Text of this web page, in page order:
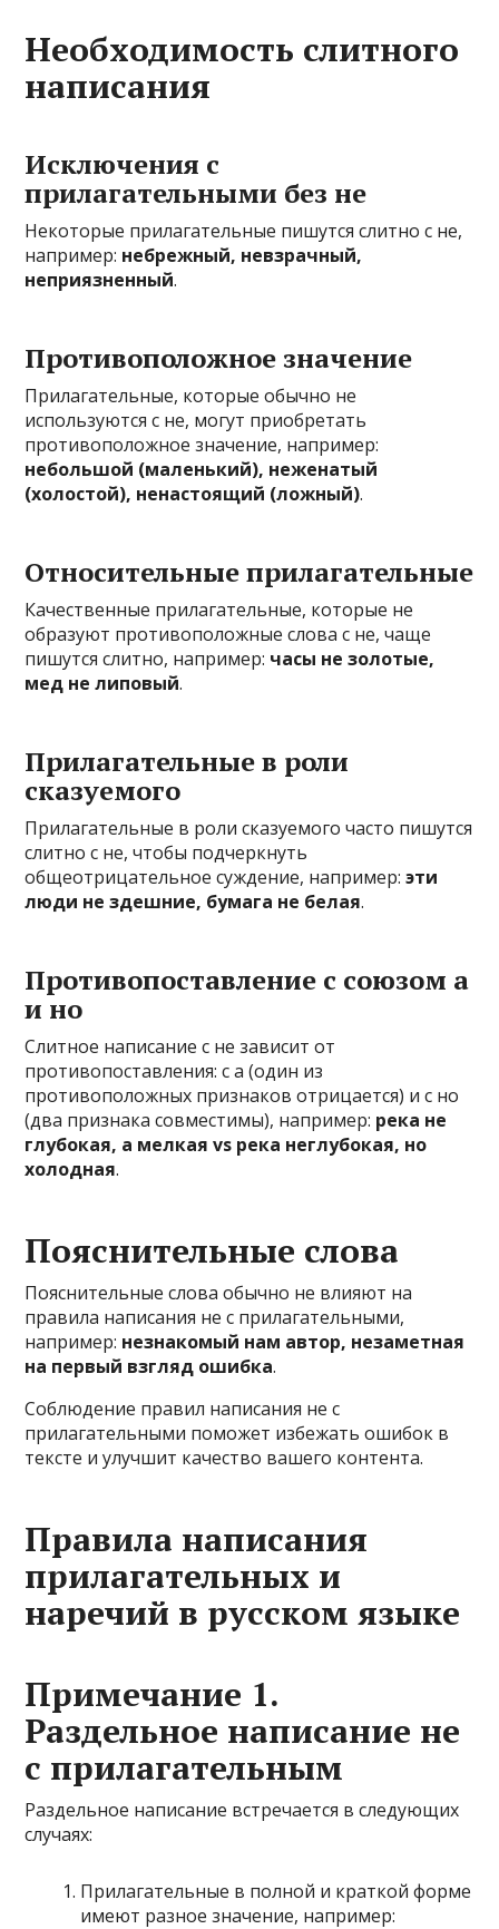
Необходимость слитного
написания
Исключения с
прилагательными без не
Некоторые прилагательные пишутся слитно с не,
например: небрежный, невзрачный,
неприязненный.
Противоположное значение
Прилагательные, которые обычно не
используются с не, могут приобретать
противоположное значение, например:
небольшой (маленький), неженатый
(холостой), ненастоящий (ложный).
Относительные прилагательные
Качественные прилагательные, которые не
образуют противоположные слова с не, чаще
пишутся слитно, например: часы не золотые,
мед не липовый.
Прилагательные в роли
сказуемого
Прилагательные в роли сказуемого часто пишутся
слитно с не, чтобы подчеркнуть
общеотрицательное суждение, например:эти
люди не здешние, бумага не белая.
Противопоставление с союзом а
и но
Слитное написание с не зависит от
противопоставления: с а (один из
противоположных признаков отрицается) и с но
(два признака совместимы), например: река не
глубокая, а мелкая vs река неглубокая, но
холодная.
Пояснительные слова
Пояснительные слова обычно не влияют на
правила написания не с прилагательными,
например: незнакомый нам автор, незаметная
на первый взгляд ошибка.
Соблюдение правил написания не с
прилагательными поможет избежать ошибок в
тексте и улучшит качество вашего контента.
Правила написания
прилагательных и
наречий в русском языке
Примечание 1.
Раздельное написание не
с прилагательным
Раздельное написание встречается в следующих
случаях:
Прилагательные в полной и краткой форме
имеют разное значение, например: